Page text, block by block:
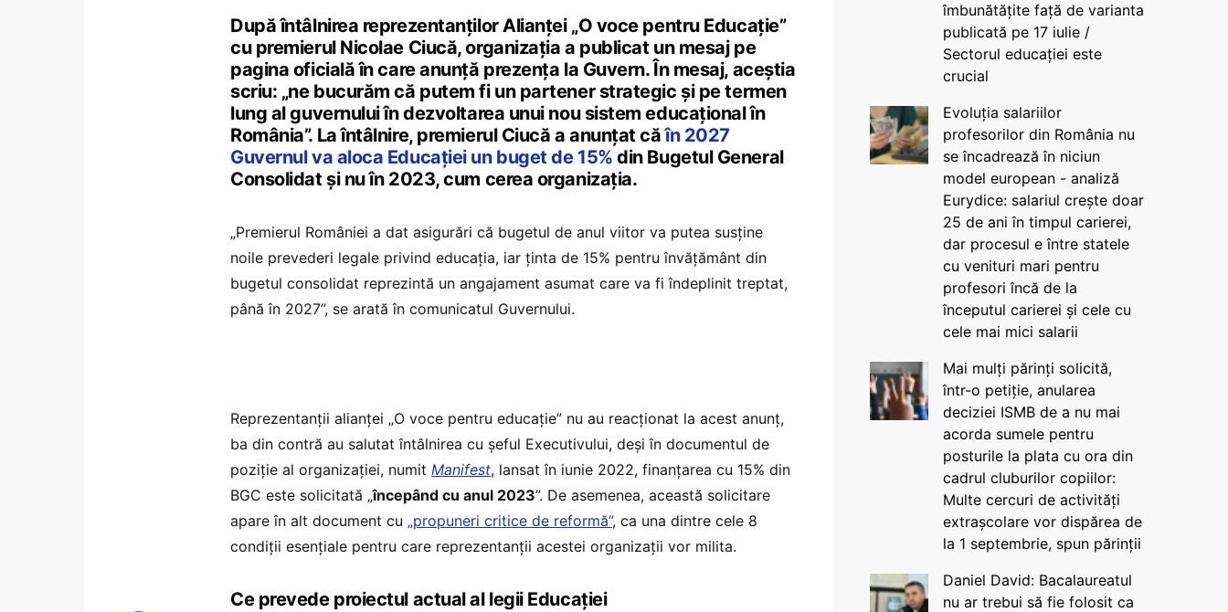
După întâlnirea reprezentanților Alianței „O voce pentru Educație”
cu premierul Nicolae Ciucă, organizația a publicat un mesaj pe
pagina oficială în care anunță prezența la Guvern. În mesaj, aceștia
scriu: „ne bucurăm că putem fi un partener strategic și pe termen
lung al guvernului în dezvoltarea unui nou sistem educațional în
România”. La întâlnire, premierul Ciucă a anunțat căîn 2027
Guvernul va aloca Educației un buget de 15% din Bugetul General
Consolidat și nu în 2023, cum cerea organizația.
„Premierul României a dat asigurări că bugetul de anul viitor va putea susține
noile prevederi legale privind educația, iar ținta de 15% pentru învățământ din
bugetul consolidat reprezintă un angajament asumat care va fi îndeplinit treptat,
până în 2027”, se arată în comunicatul Guvernului.
Reprezentanții alianței „O voce pentru educație” nu au reacționat la acest anunț,
ba din contră au salutat întâlnirea cu șeful Executivului, deși în documentul de
poziție al organizației, numit Manifest, lansat în iunie 2022, finanțarea cu 15% din
BGC este solicitată „începând cu anul 2023”. De asemenea, această solicitare
apare în alt document cu „propuneri critice de reformă”, ca una dintre cele 8
condiții esențiale pentru care reprezentanții acestei organizații vor milita.
Ce prevede proiectul actual al legii Educației
îmbunătățite față de varianta
publicată pe 17 iulie /
Sectorul educației este
crucial
Evoluția salariilor
profesorilor din România nu
se încadrează în niciun
model european - analiză
Eurydice: salariul crește doar
25 de ani în timpul carierei,
dar procesul e între statele
cu venituri mari pentru
profesori încă de la
începutul carierei și cele cu
cele mai mici salarii
Mai mulți părinți solicită,
într-o petiție, anularea
deciziei ISMB de a nu mai
acorda sumele pentru
posturile la plata cu ora din
cadrul cluburilor copiilor:
Multe cercuri de activități
extrașcolare vor dispărea de
la 1 septembrie, spun părinții
Daniel David: Bacalaureatul
nu ar trebui să fie folosit ca